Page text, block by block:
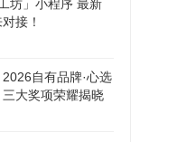
坊」小程序 最新
接！
2026自有品牌·心选
大奖项荣耀揭晓